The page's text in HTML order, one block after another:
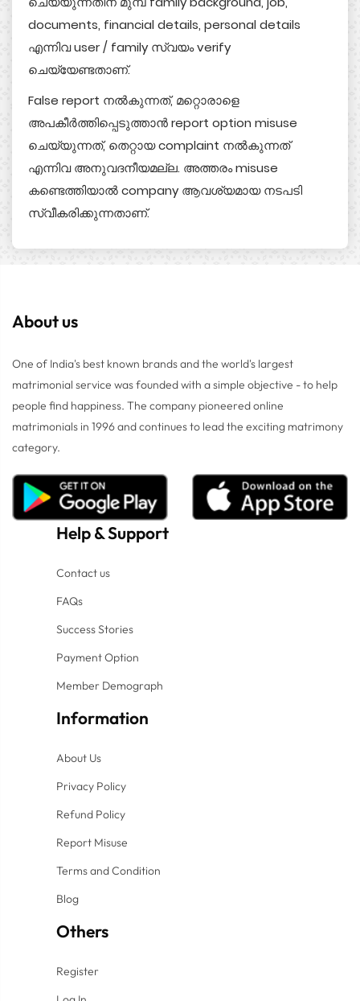
documents, financial details, personal details
എന്നിവ user / family സ്വയം verify
ചെയ്യേണ്ടതാണ്.
False report നൽകുന്നത്, മറ്റൊരാളെ
അപകീർത്തിപ്പെടുത്താൻ report option misuse
ചെയ്യുന്നത്, തെറ്റായ complaint നൽകുന്നത്
എന്നിവ അനുവദനീയമല്ല. അത്തരം misuse
കണ്ടെത്തിയാൽ company ആവശ്യമായ നടപടി
സ്വീകരിക്കുന്നതാണ്.
About us
One of India's best known brands and the world's largest
matrimonial service was founded with a simple objective - to help
people find happiness. The company pioneered online
matrimonials in 1996 and continues to lead the exciting matrimony
category.
Help&Support
Contact us
FAQs
Success Stories
Payment Option
Member Demograph
Information
About Us
Privacy Policy
Refund Policy
Report Misuse
Terms and Condition
Blog
Others
Register